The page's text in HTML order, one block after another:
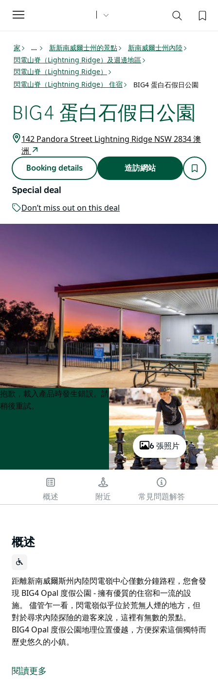
Toggle
navigation
家 ... 新新南威爾士州的景點
新南威爾士州內陸
閃電山脊（Lightning Ridge）及週邊地區
閃電山脊（Lightning Ridge）
閃電山脊（Lightning Ridge） 住宿
BIG4 蛋白石假日公園
BIG4 蛋白石假日公園
142 Pandora Street Lightning Ridge NSW 2834 澳
洲
Booking details 造訪網站
Special deal
Don’t miss out on this deal
6 張照片
Product
List
Product
List
抱歉，載入產品時發生錯誤。請
稍後重試。
概述 附近 常見問題解答
概述
距離新南威爾斯州內陸閃電嶺中心僅數分鐘路程，您會發
現 BIG4 Opal 度假公園 - 擁有優質的住宿和一流的設
施。 儘管乍一看，閃電嶺似乎位於荒無人煙的地方，但
對於尋求內陸探險的遊客來說，這裡有無數的景點。
BIG4 Opal 度假公園地理位置優越，方便探索這個獨特而
歷史悠久的小鎮。
現 BIG4 Opal 度假公園 - 擁有優質的住宿和一流的設
施。
閱讀更多